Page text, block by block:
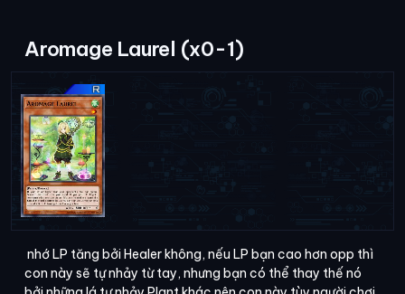
Aromage Laurel (x0-1)
nhớ LP tăng bởi Healer không, nếu LP bạn cao hơn opp thì
con này sẽ tự nhảy từ tay, nhưng bạn có thể thay thế nó